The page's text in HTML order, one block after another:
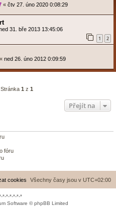
« čtv 27. úno 2020 0:08:29
31. bře 2013 13:45:06
1 2
« ned 26. úno 2012 0:09:59
1 z 1
Přejít na
fóru
Všechny časy jsou v UTC+02:00
cookies
*-*-*-*-*-*
Software © phpBB Limited